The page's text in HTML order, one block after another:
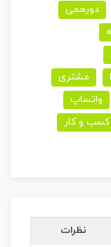
دورهمی
مشتری
واتساپ
کسب و کار
نظرات